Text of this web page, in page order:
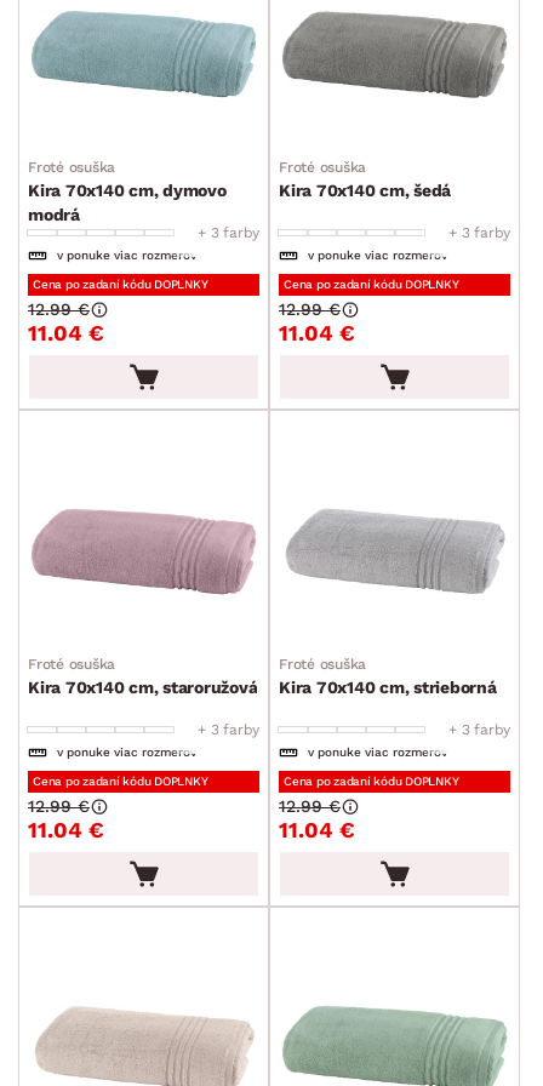
Froté osuška
Kira 70x140 cm, dymovo
modrá
+ 3 farby
v ponuke viac rozmerov
Cena po zadaní kódu DOPLNKY
11.04 €
12.99 €
Froté osuška
Kira 70x140 cm, šedá
+ 3 farby
v ponuke viac rozmerov
Cena po zadaní kódu DOPLNKY
11.04 €
12.99 €
Froté osuška
Kira 70x140 cm, staroružová
+ 3 farby
v ponuke viac rozmerov
Cena po zadaní kódu DOPLNKY
11.04 €
12.99 €
Froté osuška
Kira 70x140 cm, strieborná
+ 3 farby
v ponuke viac rozmerov
Cena po zadaní kódu DOPLNKY
11.04 €
12.99 €